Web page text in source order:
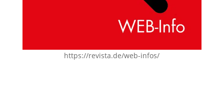
https://revista.de/web-infos/